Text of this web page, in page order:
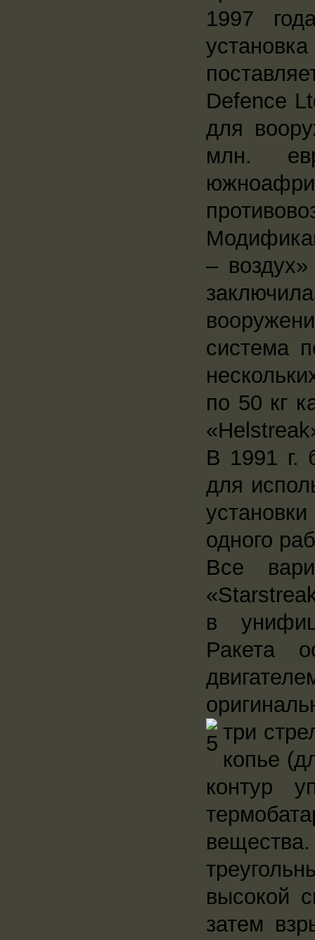
1997
Defence
для
млн.
–
система
по 50 кг
В 1991 г.
для
одного
Все
в
Ракета
три
копье
контур
высокой
затем